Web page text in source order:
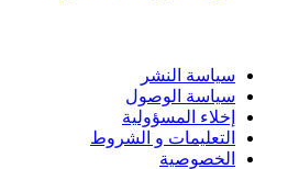
سياسة النشر
سياسة الوصول
إخلاء المسؤولية
التعليمات و الشروط
الخصوصية